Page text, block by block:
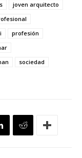
joven arquitecto
profesión
sociedad